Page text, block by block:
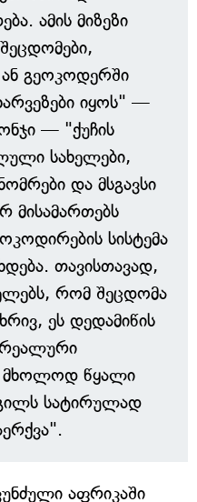
ამის მიზეზი
გეოკოდერში
იყოს" —
— "ქუჩის
სახელები,
და მსგავსი
მისამართებს
სისტემა
თავისთავად,
რომ შეცდომა
ეს დედამიწის
მხოლოდ წყალი
სატირულად
აფრიკაში